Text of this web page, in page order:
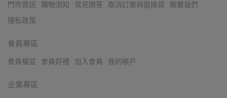
門市資訊 購物須知 常見問答 取消訂單與退換貨
聯繫我們
隱私政策
會員專區
會員權益 會員好禮 加入會員 我的帳戶
企業專區